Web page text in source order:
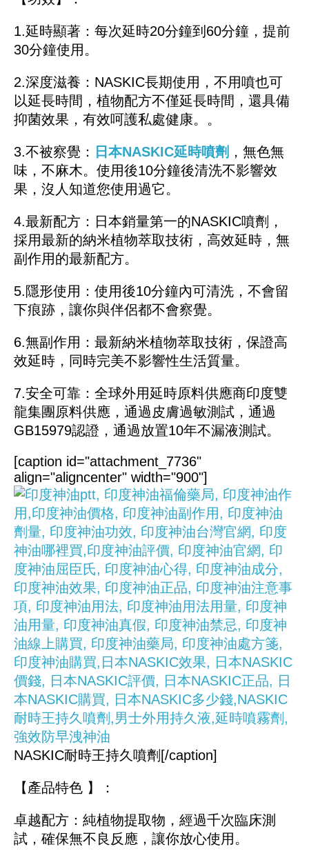
1.延時顯著：每次延時20分鐘到60分鐘，提前
30分鐘使用。
2.深度滋養：NASKIC長期使用，不用噴也可
以延長時間，植物配方不僅延長時間，還具備
抑菌效果，有效呵護私處健康。。
3.不被察覺： 日本NASKIC延時噴劑 ，無色無
味，不麻木。使用後10分鐘後清洗不影響效
果，沒人知道您使用過它。
4.最新配方：日本銷量第一的NASKIC噴劑，
採用最新的納米植物萃取技術，高效延時，無
副作用的最新配方。
5.隱形使用：使用後10分鐘內可清洗，不會留
下痕跡，讓你與伴侶都不會察覺。
6.無副作用：最新納米植物萃取技術，保證高
效延時，同時完美不影響性生活質量。
7.安全可靠：全球外用延時原料供應商印度雙
龍集團原料供應，通過皮膚過敏測試，通過
GB15979認證，通過放置10年不漏液測試。
[caption id="attachment_7736"
align="aligncenter" width="900"]
NASKIC耐時王持久噴劑[/caption]
【產品特色 】：
卓越配方：純植物提取物，經過千次臨床測
試，確保無不良反應，讓你放心使用。